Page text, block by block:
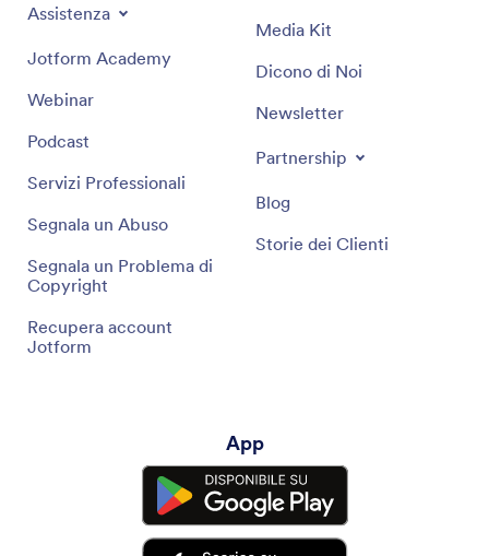
Assistenza
Jotform Academy
Webinar
Podcast
Servizi Professionali
Segnala un Abuso
Segnala un Problema di
Copyright
Recupera account
Jotform
Media Kit
Dicono di Noi
Newsletter
Partnership
Blog
Storie dei Clienti
App